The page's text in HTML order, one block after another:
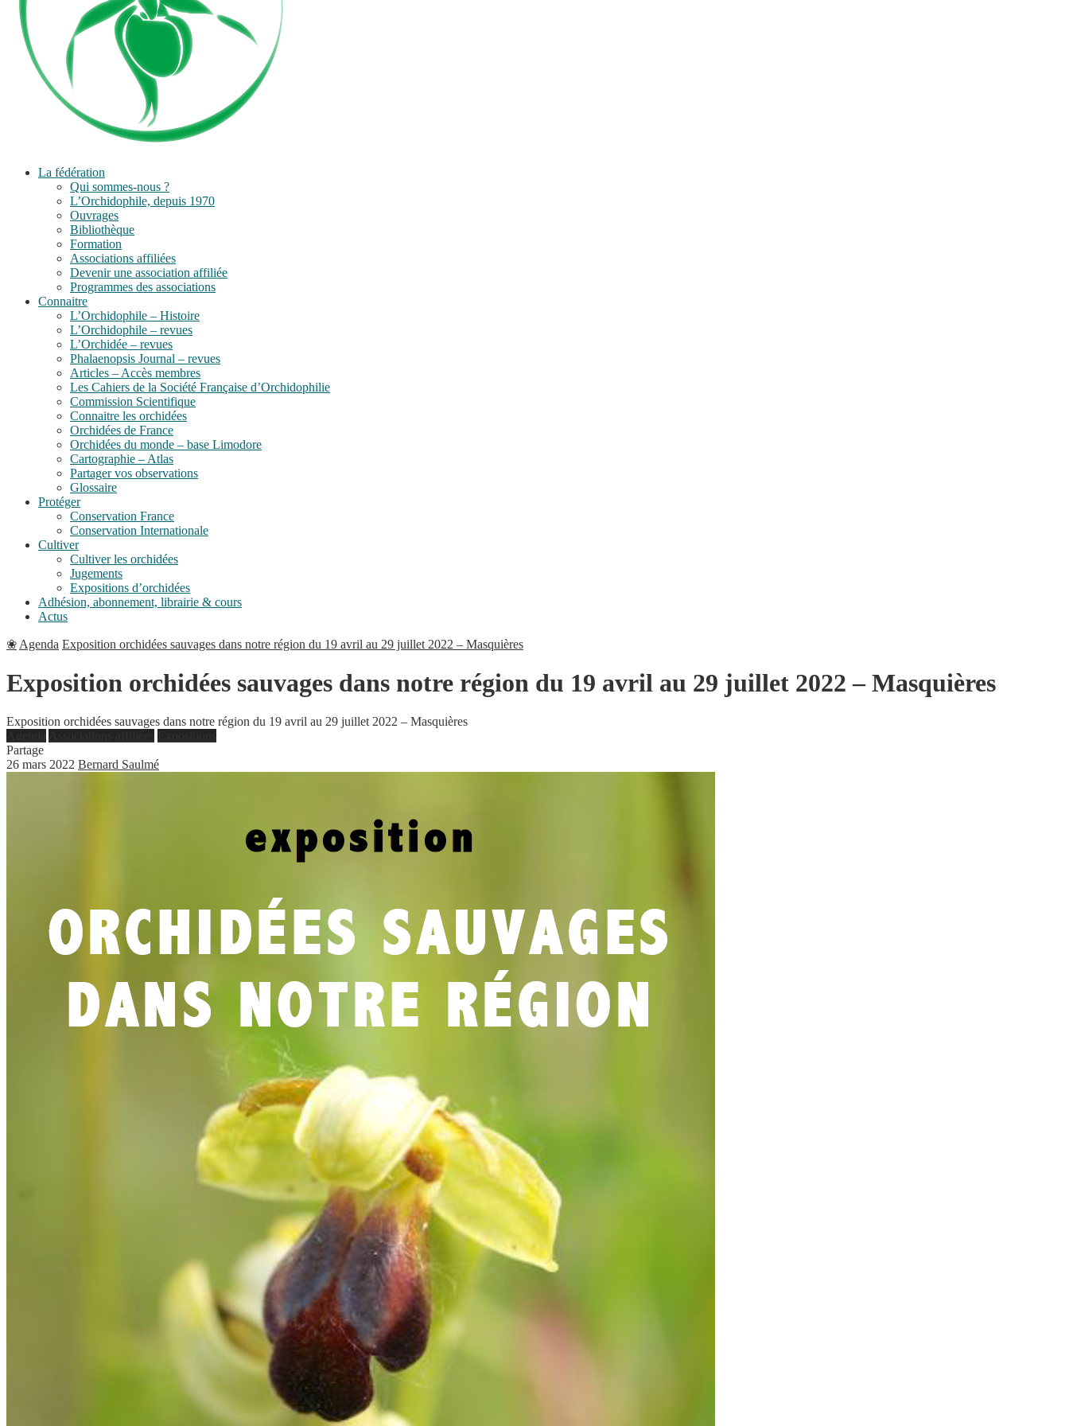
La fédération
Qui sommes-nous ?
L’Orchidophile, depuis 1970
Ouvrages
Bibliothèque
Formation
Associations affiliées
Devenir une association affiliée
Programmes des associations
Connaitre
L’Orchidophile – Histoire
L’Orchidophile – revues
L’Orchidée – revues
Phalaenopsis Journal – revues
Articles – Accès membres
Les Cahiers de la Société Française d’Orchidophilie
Commission Scientifique
Connaitre les orchidées
Orchidées de France
Orchidées du monde – base Limodore
Cartographie – Atlas
Partager vos observations
Glossaire
Protéger
Conservation France
Conservation Internationale
Cultiver
Cultiver les orchidées
Jugements
Expositions d’orchidées
Adhésion, abonnement, librairie & cours
Actus
❀ Agenda Exposition orchidées sauvages dans notre région du 19 avril au 29 juillet 2022 – Masquières
Exposition orchidées sauvages dans notre région du 19 avril au 29 juillet 2022 – Masquières
Exposition orchidées sauvages dans notre région du 19 avril au 29 juillet 2022 – Masquières
Partage
26 mars 2022 Bernard Saulmé